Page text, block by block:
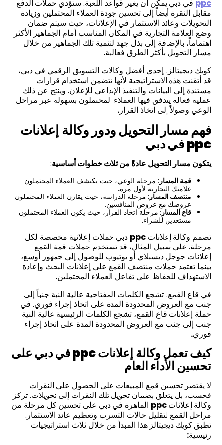
ppc في دبي يمكن أن يغير قواعد اللعبة. ستؤدي حملات الدفع
مقابل النقرة أيضاً إلى تحسين جودة العملاء المحتملين وزيادة
التحويلات وعائد الاستثمار في الإعلانات، حيث سيتم ضمان
وضع العلامة التجارية في المكان المناسب أمام الجماهير الأكثر
اهتماماً، بالإضافة إلى بذل جهد لتنمية تلك الجماهير من خلال
مسار التحويل بأكثر الطرق فعالية.
كويك ديجيتالز، إحدى أفضل وكالات التسويق الرقمي في دبي،
قد أتقنت هذه الاستراتيجية لأنها تتضمن استخدام قرارات
مستندة إلى البيانات والتنفيذ الإبداعي للإعلان. وينتج عن ذلك
عملية فعالة يتدفق فيها العملاء المحتملون بسهولة عبر مراحل
الوعي وصولاً إلى اتخاذ القرار.
فهم مسار التحويل ودور وكالة إعلانات
ppcفي دبي
يتكون مسار التحويل عادةً من ثلاث خطوات أساسية:
قمة المسار : مرحلة الوعي، حيث يكتشف العملاء المحتملون
علامتك التجارية لأول مرة.
منتصفالمسار : مرحلة الدراسة، حيث يقارن العملاء المحتملون
عروضك مع عروض المنافسين.
قاعالمسار: مرحلة اتخاذ القرار، حيث يكون العملاء المحتملون
مستعدين للشراء.
تصمم وكالةإعلاناتppc دبي حملات إعلانية مخصصة لكل
مرحلة. على سبيل المثال، قد تستخدم حملات قمة القمع
إعلانات جوجل ديسبلاي أو يوتيوب للوصول إلى جمهور أوسع،
بينما تعتمد حملات منتصف القمع على إعلانات البحث وإعادة
الاستهداف للحفاظ على تفاعل العملاء المحتملين.
في قاع القمع، تشجع الكلمات المفتاحية عالية النية جنباً إلى
جنب مع العروض المحدودة المدة على اتخاذ إجراء فوري. في
حملة إعلانات قاع القمع، تشجع الكلمات الرئيسية عالية النية
جنب إلى جنب مع العروض المحدودة المدة على اتخاذ إجراء
فوري.
كيف تعمل وكالة إعلاناتppcفي دبي على
تحسين الأداء العام
لا يقتصر تحسين قمع المبيعات على الحصول على النقرات
فحسب، بل يتعلق بضمان تحويل تلك النقرات إلى تحويلات. تركز
وكالةإعلاناتppc الماهرة في دبي على تحسين كل مرحلة من
مراحل القمع لتقليل حالات التسرب وتعظيم عائد الاستثمار.
تطبقكويك ديجيتالز هذا المبدأ من خلال ثلاث استراتيجيات
رئيسية: